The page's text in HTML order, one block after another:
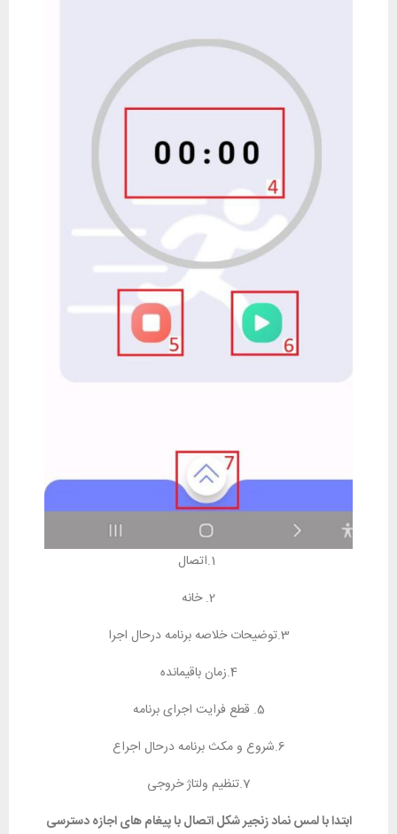
2. خانه
3.توضیحات خلاصه برنامه درحال اجرا
4.زمان باقیمانده
5. قطع فرایت اجرای برنامه
6.شروع و مکث برنامه درحال اجراع
7.تنظیم ولتاژ خروجی
ابتدا با لمس نماد زنجیر شکل اتصال با پیغام های اجازه دسترسی‌